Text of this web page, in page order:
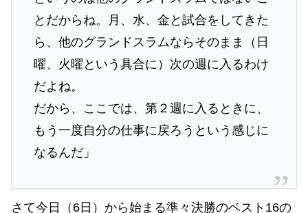
とだからね。月、水、金と試合をしてきた
ら、他のグランドスラムならそのまま（日
曜、火曜という具合に）次の週に入るわけ
だよね。
だから、ここでは、第２週に入るときに、
もう一度自分の仕事に戻ろうという感じに
なるんだ」
さて今日（6日）から始まる準々決勝のベスト16の